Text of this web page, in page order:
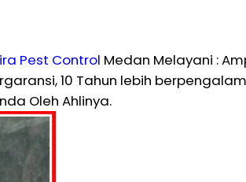
Pest Control Medan Melayani :
10 Tahun lebih
Oleh Ahlinya.